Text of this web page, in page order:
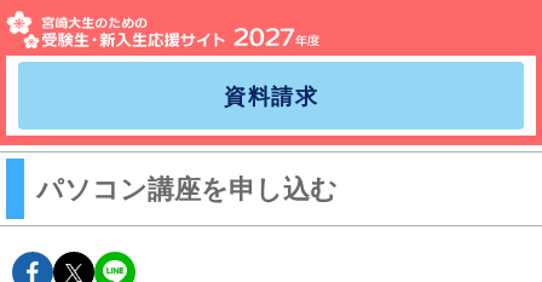
資料請求
パソコン講座を申し込む
facebookでshareできます
twitterでshareできます
HOME
宮崎大学への受験が決まったら〜資料を配布しています〜
入学準備説明会に参加しよう！
入学準備資料請求